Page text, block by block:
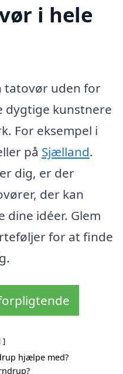
i hele
tatovør uden for
dygtige kunstnere
For eksempel i
på Sjælland.
dig, er der
der kan
dine idéer. Glem
for at finde
hjælpe med?